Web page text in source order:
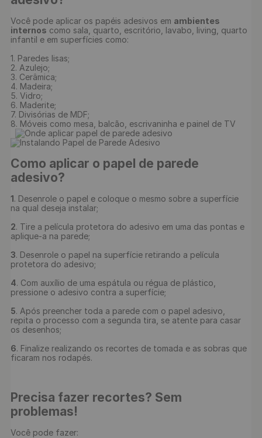
Você pode aplicar os papéis adesivos em ambientes
internos como sala, quarto, escritório, lavabo, living, quarto
infantil e em superfícies como:
1. Paredes lisas;
2. Azulejo;
3. Cerâmica;
4. Madeira;
5. Vidro;
6. Maderite;
7. Divisórias de MDF;
8. Móveis como mesa, balcão, escrivaninha e painel de TV
Como aplicar o papel de parede
adesivo?
1. Desenrole o papel e coloque o mesmo sobre a superfície
na qual deseja instalar;
2. Tire a película protetora do adesivo em uma das pontas e
aplique-a na parede;
3. Desenrole o papel na superfície retirando a película
protetora do adesivo;
4. Com auxílio de uma espátula ou régua de plástico,
pressione o adesivo contra a superfície;
5. Após preencher toda a parede com o papel adesivo,
repita o processo com a segunda tira, se atente para casar
os desenhos;
6. Finalize realizando os recortes de tomada e as sobras que
ficaram nos rodapés.
Precisa fazer recortes? Sem
problemas!
Você pode fazer: